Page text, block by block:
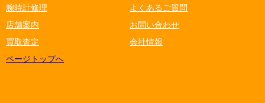
腕時計修理
よくあるご質問
店舗案内
お問い合わせ
買取査定
会社情報
ページトップへ